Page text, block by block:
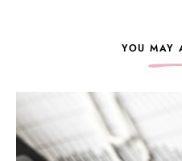
YOU MAY